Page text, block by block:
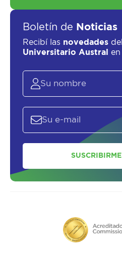
Boletín de Noticias
Recibí las novedades del
Universitario Austral
en
SUSCRIBIRME